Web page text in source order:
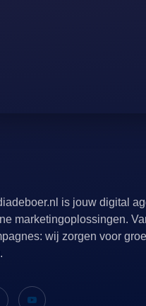
is jouw digital
marketingoplossingen.
wij zorgen voor